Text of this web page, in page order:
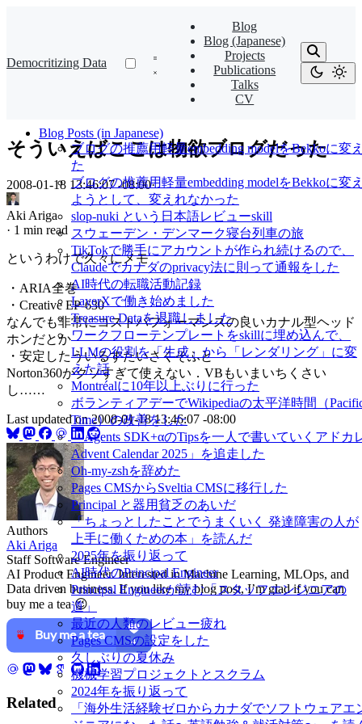
Democritizing Data
Blog
Blog (Japanese)
Projects
Publications
Talks
CV
Blog Posts (in Japanese)
ブログの推薦用軽量embedding modelをBekkoに変
た
ブログの推薦用軽量embedding modelをBekkoに変
ようとして、変えれなかった
slop-nuki という日本語レビューskill
スウェーデン・デンマーク寝台列車の旅
TikTokで勝手にアカウントが作られ続けるので、
Claudeでカナダのprivacy法に則って通報をした
AI時代の転職活動記録
LayerXで働き始めました
Treasure Dataを退職しました
ワークフローテンプレートをskillに埋め込んで、
LLMの役割を「生成」から「レンダリング」に変
えた話
Montréalに10年以上ぶりに行った
ボランティアデーでWikipediaの太平洋時間（
Time）の改善をした
「Agents SDK+αのTipsを一人で書いていくアドカ
Advent Calendar 2025」を追走した
Oh-my-zshを辞めた
Pages CMSからSveltia CMSに移行した
Principal と器用貧乏のあいだ
「ちょっとしたことでうまくいく 発達障害の人が
上手に働くための本」を読んだ
2025年を振り返って
AI時代のPrincipal Engineer
Principal Engineerが読む「スタッフエンジニアの
道」
最近の人類のレビュー疲れ
Pages CMSの設定をした
久しぶりの夏休み
機械学習プロジェクトとスクラム
2024年を振り返って
「海外生活経験ゼロからカナダでソフトウェアエ
そういえばここは物欲ブログだった
2008-01-18 13:46:07 -08:00·
Aki Ariga
· 1 min read
というわけで久々にメモ
・ARIA全巻
・Creative EP-630
なんでも非常にコストパフォーマンスの良いカナル型ヘッド
ホンだとか
・安定したういるすたいさくそふと
Norton360がクソすぎて使えない．VBもいまいちくさい
し……
Last updated on2008-01-18 13:46:07 -08:00
Authors
Aki Ariga
Staff Software Engineer
AI Product Engineer. Interested in Machine Learning, MLOps, and
Data driven business. If you like my blog post, I’m glad if you can
buy me a tea 😉
Related